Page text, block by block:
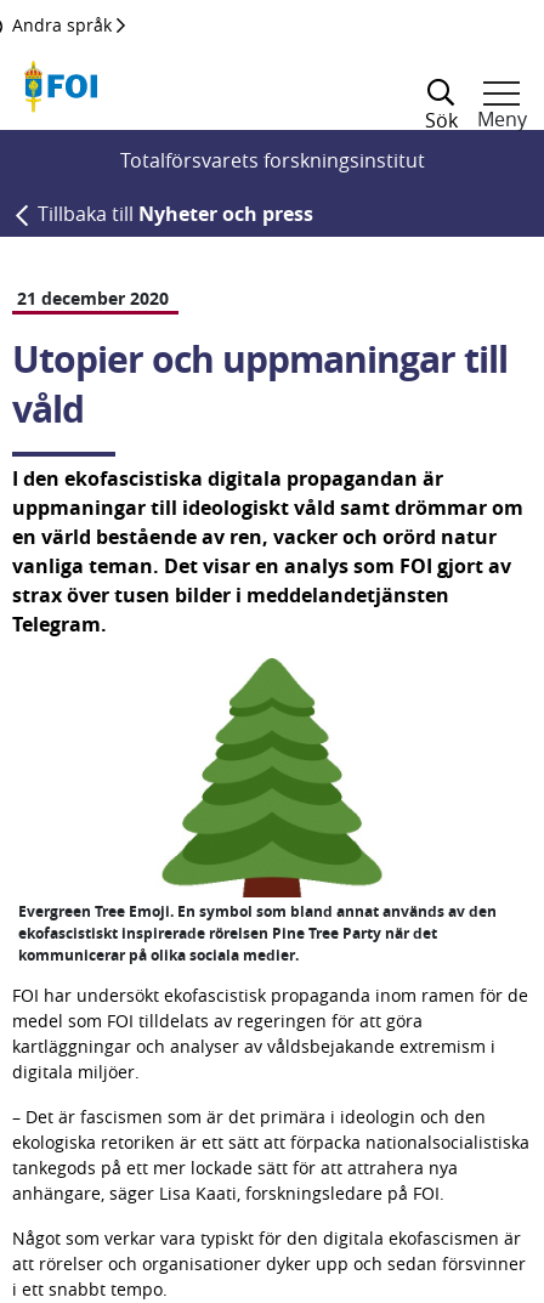
Till innehållet
Andra språk
Sök
Meny
Totalförsvarets forskningsinstitut
Tillbaka till Nyheter och press
21 december 2020
Utopier och uppmaningar till
våld
I den ekofascistiska digitala propagandan är
uppmaningar till ideologiskt våld samt drömmar om
en värld bestående av ren, vacker och orörd natur
vanliga teman. Det visar en analys som FOI gjort av
strax över tusen bilder i meddelandetjänsten
Telegram.
Evergreen Tree Emoji. En symbol som bland annat används av den
ekofascistiskt inspirerade rörelsen Pine Tree Party när det
kommunicerar på olika sociala medier.
FOI har undersökt ekofascistisk propaganda inom ramen för de
medel som FOI tilldelats av regeringen för att göra
kartläggningar och analyser av våldsbejakande extremism i
digitala miljöer.
– Det är fascismen som är det primära i ideologin och den
ekologiska retoriken är ett sätt att förpacka nationalsocialistiska
tankegods på ett mer lockade sätt för att attrahera nya
anhängare, säger Lisa Kaati, forskningsledare på FOI.
Något som verkar vara typiskt för den digitala ekofascismen är
att rörelser och organisationer dyker upp och sedan försvinner
i ett snabbt tempo.